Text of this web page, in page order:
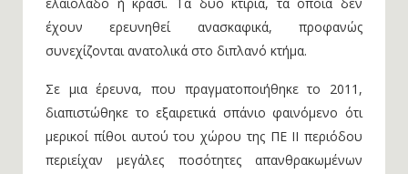
έχουν ερευνηθεί ανασκαφικά, προφανώς
συνεχίζονται ανατολικά στο διπλανό κτήμα.
Σε μια έρευνα, που πραγματοποιήθηκε το 2011,
διαπιστώθηκε το εξαιρετικά σπάνιο φαινόμενο ότι
μερικοί πίθοι αυτού του χώρου της ΠΕ ΙΙ περιόδου
περιείχαν μεγάλες ποσότητες απανθρακωμένων